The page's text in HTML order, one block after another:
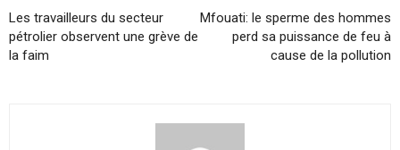
Les travailleurs du secteur
pétrolier observent une grève de
la faim
Mfouati: le sperme des hommes
perd sa puissance de feu à
cause de la pollution